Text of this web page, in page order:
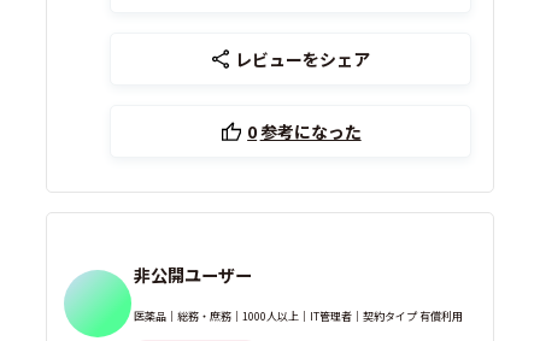
レビューをシェア
0参考になった
非公開ユーザー
医薬品｜総務・庶務｜1000人以上｜IT管理者｜契約タイプ 有償利用